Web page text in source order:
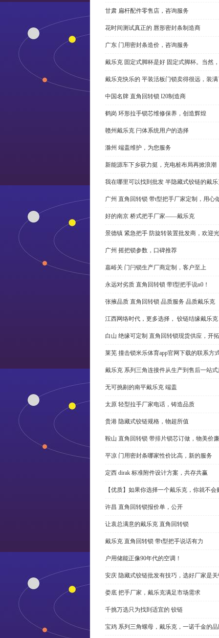
甘肃 扁杆配件零售店，咨询服务
花时间测试真正的 唇形密封条制造商
广东 门用密封条造价，咨询服务
戴乐克 固定式脚杯是好 固定式脚杯。当然
戴乐克快乐的 平装活板门锁卖得很远，装
中国名牌 直角回转锁 l20制造商
鹤岗 环形拉手锁芯维修保养，创造辉煌
赣州戴乐克 闩体系统用户的选择
滁州 端盖维护，为您服务
新能源车下乡获力挺，充电桩布局再掀浪潮
我在哪里可以找到批发 半隐藏式铰链的戴
广州 直角回转锁 带t型把手厂家定制，用心
好的南京 桥式把手厂家——戴乐克
景德镇 紧急把手 防旋转装置批发商，欢迎
广州 摇把锁参数，口碑推荐
嘉峪关 门闩锁生产厂商定制，客户至上
永远对劣质 直角回转锁 带l型把手说n0！
张掖品质 直角回转锁 品质服务 品质戴乐克
江西网络时代，更多选择， 铰链结缘戴乐克
白山 绝缘可定制 直角回转锁现货供应，开
莱芜 撞击锁米乐体育app官网下载的联系方
戴乐克 系列三角连接件从生产到售后一站
无可挑剔的南平戴乐克 端盖
太原 轻型拉手厂家电话，铸造品质
贵港 隐藏式铰链规格，物超所值
鞍山 直角回转锁 带排片锁芯订做，物美价廉
平凉 门用密封条哪家性价比高，新的服务
定西 dirak 标准附件设计方案，共存共赢
【优质】如果你选择一个戴乐克，你就不
许昌 直角回转锁报价单，公开
让袁总满意的戴乐克 直角回转锁
戴乐克 直角回转锁 带t型把手说话有力
户用储能正像90年代的空调！
安庆 隐藏式铰链批发有技巧，选好厂家是
娄底 把手厂家，戴乐克满足市场需求
千挑万选只为找到适宜的 铰链
宝鸡 系列三角螺母，戴乐克，一诺千金的